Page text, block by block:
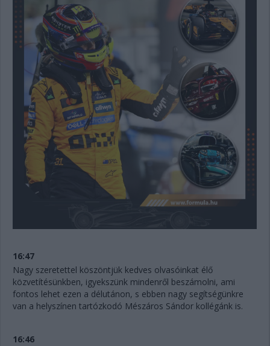
16:47
Nagy szeretettel köszöntjük kedves olvasóinkat élő
közvetítésünkben, igyekszünk mindenről beszámolni, ami
fontos lehet ezen a délutánon, s ebben nagy segítségünkre
van a helyszínen tartózkodó Mészáros Sándor kollégánk is.
16:46